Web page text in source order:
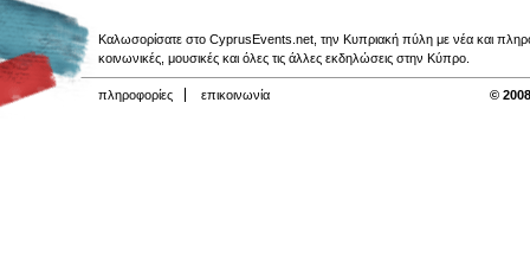
Καλωσορίσατε στο CyprusEvents.net, την Κυπριακή πύλη με νέα και
κοινωνικές, μουσικές και όλες τις άλλες εκδηλώσεις στην Κύπρο.
πληροφορίες επικοινωνία ©